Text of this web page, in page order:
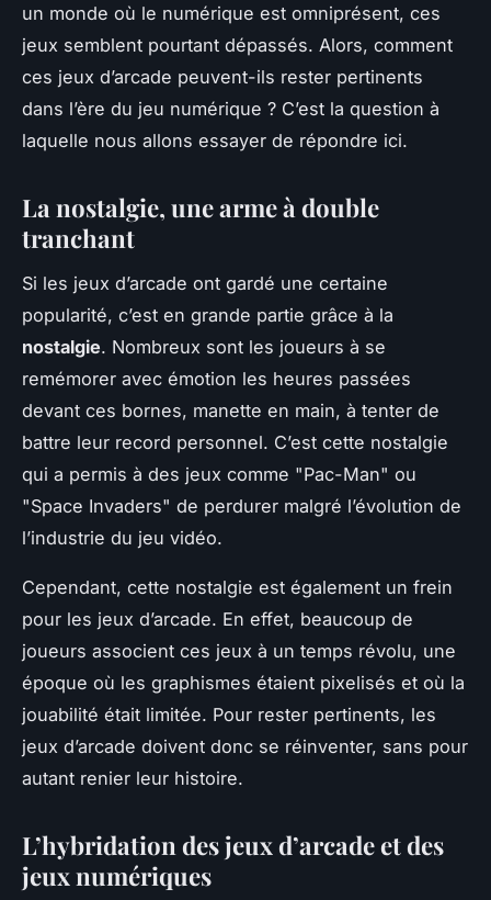
un monde où le numérique est omniprésent, ces
jeux semblent pourtant dépassés. Alors, comment
ces jeux d’arcade peuvent-ils rester pertinents
dans l’ère du jeu numérique ? C’est la question à
laquelle nous allons essayer de répondre ici.
La nostalgie, une arme à double
tranchant
Si les jeux d’arcade ont gardé une certaine
popularité, c’est en grande partie grâce à la
nostalgie. Nombreux sont les joueurs à se
remémorer avec émotion les heures passées
devant ces bornes, manette en main, à tenter de
battre leur record personnel. C’est cette nostalgie
qui a permis à des jeux comme "Pac-Man" ou
"Space Invaders" de perdurer malgré l’évolution de
l’industrie du jeu vidéo.
Cependant, cette nostalgie est également un frein
pour les jeux d’arcade. En effet, beaucoup de
joueurs associent ces jeux à un temps révolu, une
époque où les graphismes étaient pixelisés et où la
jouabilité était limitée. Pour rester pertinents, les
jeux d’arcade doivent donc se réinventer, sans pour
autant renier leur histoire.
L’hybridation des jeux d’arcade et des
jeux numériques